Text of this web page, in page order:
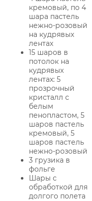
кремовый, по 4
шара пастель
нежно-розовый
на кудрявых
лентах
15 шаров в
потолок на
кудрявых
лентах: 5
прозрочный
кристалл с
белым
пенопластом, 5
шаров пастель
кремовый, 5
шаров пастель
нежно-розовый
3 грузика в
фольге
Шары с
обработкой для
долгого полета